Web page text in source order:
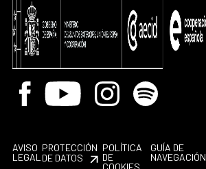
Facebook
Youtube InstagramSpotify
AVISO
LEGAL
PROTECCIÓN
DE DATOS
POLÍTICA
DE
COOKIES
GUÍA DE
NAVEGACIÓN